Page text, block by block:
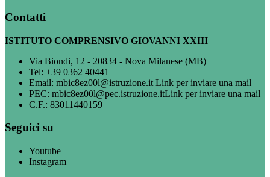
Contatti
ISTITUTO COMPRENSIVO GIOVANNI XXIII
Via Biondi, 12 - 20834 - Nova Milanese (MB)
Tel: +39 0362 40441
Email: mbic8ez00l@istruzione.it Link per inviare una mail
PEC: mbic8ez00l@pec.istruzione.itLink per inviare una mail
C.F.: 83011440159
Seguici su
Youtube
Instagram